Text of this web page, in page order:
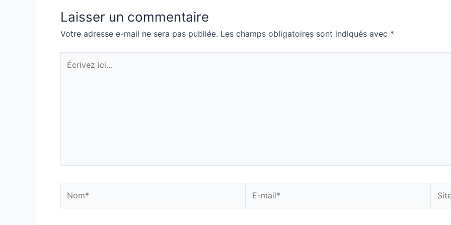
Laisser un commentaire
Votre adresse e-mail ne sera pas publiée. Les champs obligatoires sont indiqués avec *
Écrivez
ici…
mail*